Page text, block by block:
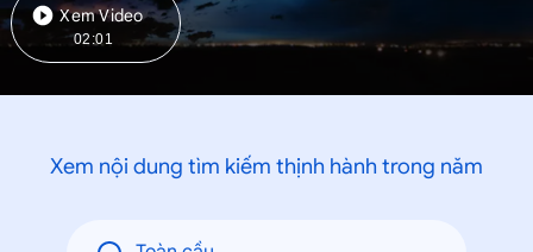
Xem Video
02:01
Xem nội dung tìm kiếm thịnh hành trong năm